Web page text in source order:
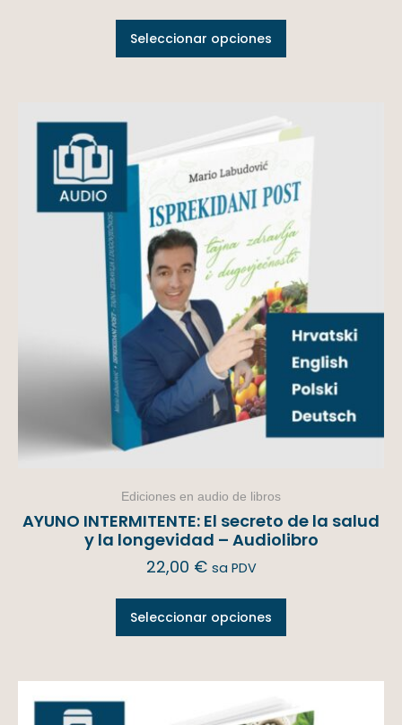
Seleccionar opciones
Ediciones en audio de libros
AYUNO INTERMITENTE: El secreto de la salud
y la longevidad – Audiolibro
22,00 € sa PDV
Seleccionar opciones